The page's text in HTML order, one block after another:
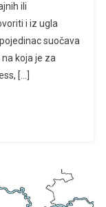
Srbiji
ili
i iz ugla
suočava
koja je za
[…]